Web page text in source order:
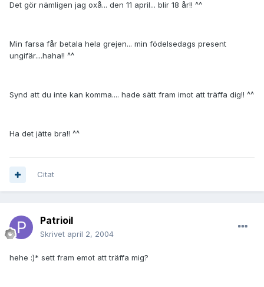
Det gör nämligen jag oxå... den 11 april... blir 18 år!! ^^
Min farsa får betala hela grejen... min födelsedags present
ungifär....haha!! ^^
Synd att du inte kan komma.... hade sätt fram imot att träffa dig!! ^^
Ha det jätte bra!! ^^
Citat
Patrioil
Skrivet april 2, 2004
hehe :)* sett fram emot att träffa mig?